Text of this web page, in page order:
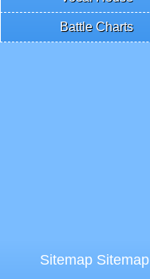
Battle Charts
Sitemap Sitemap